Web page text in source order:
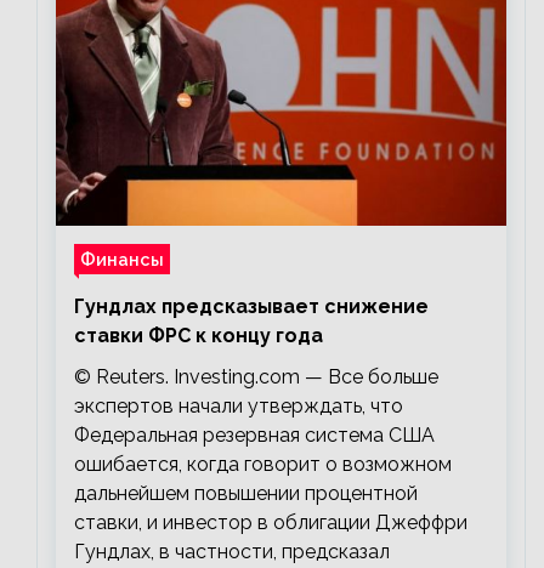
Финансы
Гундлах предсказывает снижение
ставки ФРС к концу года
© Reuters. Investing.com — Все больше
экспертов начали утверждать, что
Федеральная резервная система США
ошибается, когда говорит о возможном
дальнейшем повышении процентной
ставки, и инвестор в облигации Джеффри
Гундлах, в частности, предсказал